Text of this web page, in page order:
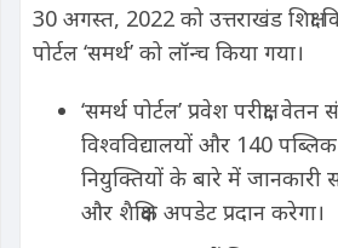
30 अगस्त, 2022 को उत्तराखंड शिक्षा
पोर्टल ‘समर्थ’ को लॉन्च किया गया।
‘समर्थ पोर्टल’ प्रवेश परीक्षा,
विश्वविद्यालयों और 140
नियुक्तियों के बारे में जानकारी
और शैक्षिक अपडेट प्रदान करेगा।